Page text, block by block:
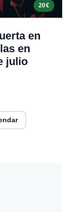
20€
en
en
julio